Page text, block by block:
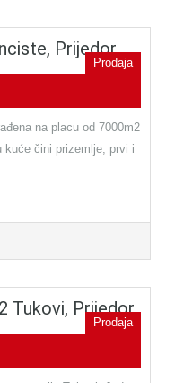
Prijedor
Prodaja
na placu od 7000m2
kuće čini prizemlje, prvi i
Tukovi, Prijedor
Prodaja